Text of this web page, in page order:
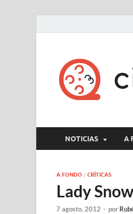
NOTICIAS A
A FONDO / CRÍTICAS
Lady
7 agosto, 2012 - por